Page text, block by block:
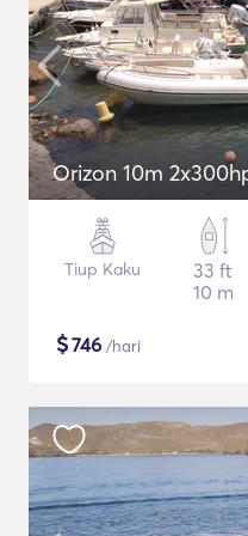
Orizon 10m
Tiup Kaku
33 ft
10 m
$746 /hari